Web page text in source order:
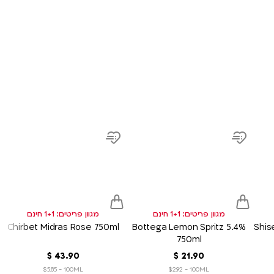
Add
מגוון פריטים: 1+1 חינם
Chirbet Midras Rose 750ml
43.90
$
$5.85 - 100ML
Add
מגוון פריטים: 1+1 חינם
Bottega Lemon Spritz 5.4%
750ml
21.90
$
$2.92 - 100ML